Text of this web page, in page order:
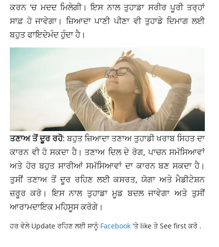
ਕਰਨ ‘ਚ ਮਦਦ ਮਿਲੇਗੀ। ਇਸ ਨਾਲ ਤੁਹਾਡਾ ਸਰੀਰ ਪੂਰੀ ਤਰ੍ਹਾਂ
ਸਾਫ਼ ਹੋ ਜਾਵੇਗਾ। ਜ਼ਿਆਦਾ ਪਾਣੀ ਪੀਣਾ ਵੀ ਤੁਹਾਡੇ ਦਿਮਾਗ ਲਈ
ਬਹੁਤ ਫਾਇਦੇਮੰਦ ਹੁੰਦਾ ਹੈ।
ਤਣਾਅ ਤੋਂ ਦੂਰ ਰਹੋ: ਬਹੁਤ ਜ਼ਿਆਦਾ ਤਣਾਅ ਤੁਹਾਡੀ ਖਰਾਬ ਸਿਹਤ ਦਾ
ਕਾਰਨ ਵੀ ਹੋ ਸਕਦਾ ਹੈ। ਤਣਾਅ ਦਿਲ ਦੇ ਰੋਗ, ਪਾਚਨ ਸਮੱਸਿਆਵਾਂ
ਅਤੇ ਹੋਰ ਬਹੁਤ ਸਾਰੀਆਂ ਸਮੱਸਿਆਵਾਂ ਦਾ ਕਾਰਨ ਬਣ ਸਕਦਾ ਹੈ।
ਤੁਸੀਂ ਤਣਾਅ ਤੋਂ ਦੂਰ ਰਹਿਣ ਲਈ ਕਸਰਤ, ਯੋਗਾ ਅਤੇ ਮੈਡੀਟੇਸ਼ਨ
ਜ਼ਰੂਰ ਕਰੋ। ਇਸ ਨਾਲ ਤੁਹਾਡਾ ਮੂਡ ਬਦਲ ਜਾਵੇਗਾ ਅਤੇ ਤੁਸੀਂ
ਆਰਾਮਦਾਇਕ ਮਹਿਸੂਸ ਕਰੋਗੇ।
ਹਰ ਵੇਲੇ Update ਰਹਿਣ ਲਈ ਸਾਨੂੰ Facebook 'ਤੇ like ਤੇ See first ਕਰੋ .